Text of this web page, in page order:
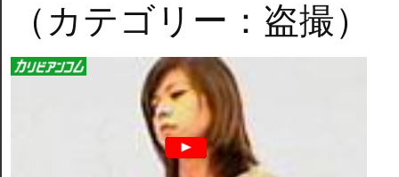
（カテゴリー：盗撮）